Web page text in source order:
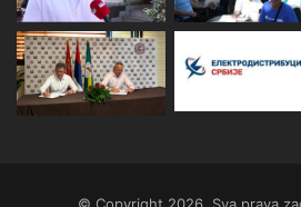
© Copyright 2026, Sva prava